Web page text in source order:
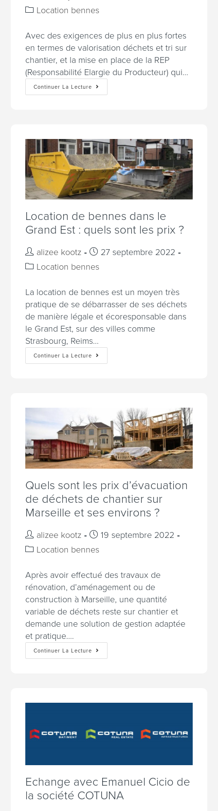
Location bennes
Avec des exigences de plus en plus fortes
en termes de valorisation déchets et tri sur
chantier, et la mise en place de la REP
(Responsabilité Elargie du Producteur) qui…
Continuer La Lecture
Location de bennes dans le
Grand Est : quels sont les prix ?
alizee kootz
27 septembre 2022
Location bennes
La location de bennes est un moyen très
pratique de se débarrasser de ses déchets
de manière légale et écoresponsable dans
le Grand Est, sur des villes comme
Strasbourg, Reims…
Continuer La Lecture
Quels sont les prix d’évacuation
de déchets de chantier sur
Marseille et ses environs ?
alizee kootz
19 septembre 2022
Location bennes
Après avoir effectué des travaux de
rénovation, d’aménagement ou de
construction à Marseille, une quantité
variable de déchets reste sur chantier et
demande une solution de gestion adaptée
et pratique.…
Continuer La Lecture
Echange avec Emanuel Cicio de
la société COTUNA